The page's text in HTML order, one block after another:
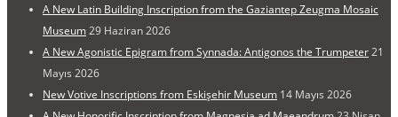
A New Latin Building Inscription from the Gaziantep Zeugma Mosaic
Museum29 Haziran 2026
A New Agonistic Epigram from Synnada: Antigonos the Trumpeter21
Mayıs 2026
New Votive Inscriptions from Eskişehir Museum 14 Mayıs 2026